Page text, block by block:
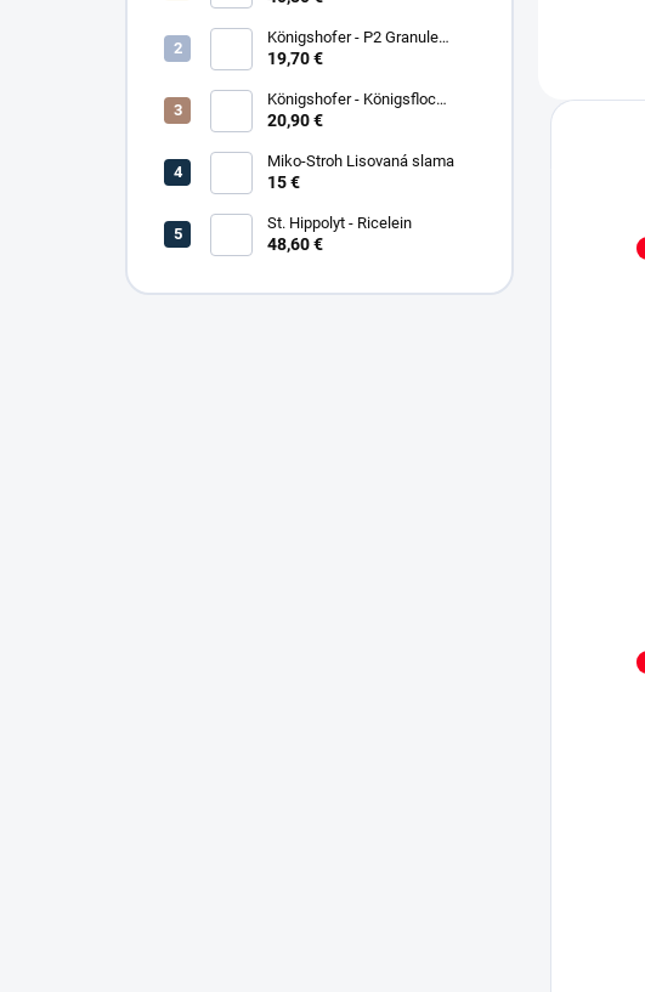
Königshofer - P2 Granule
Freizeit
19,70 €
Königshofer - Königsfloc
základne musli
20,90 €
Miko-Stroh Lisovaná slama
15 €
St. Hippolyt - Ricelein
48,60 €